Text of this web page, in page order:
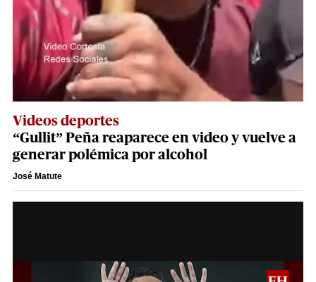
Videos deportes
“Gullit” Peña reaparece en video y vuelve a
generar polémica por alcohol
José Matute